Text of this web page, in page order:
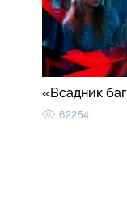
«Всадник
62254